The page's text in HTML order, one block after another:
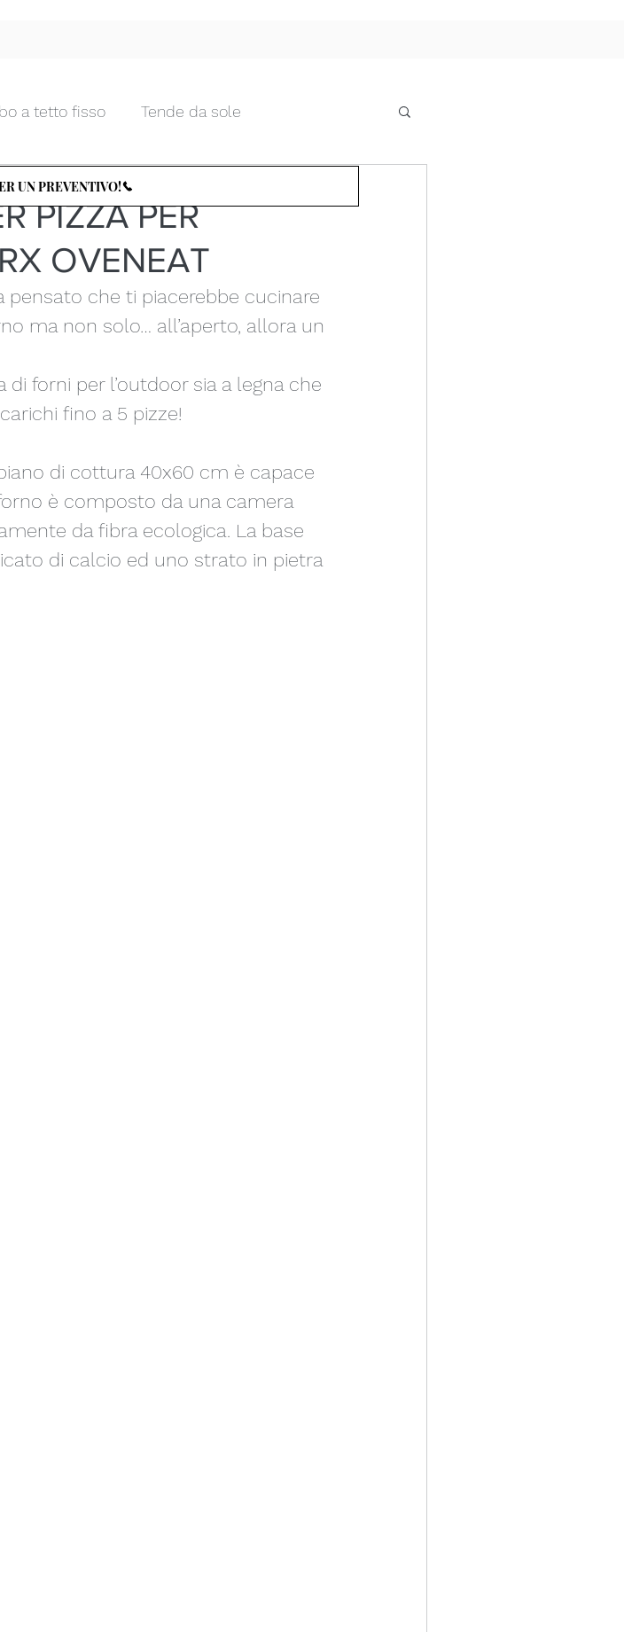
a tetto fisso Tende da sole
Tende da interno tecniche
vetro Zanzariere Tettucci e pensiline
d'artista TENDENZA PER IL FUTURO
PIZZA PER
OVENEAT
1 min
pensato che ti piacerebbe cucinare
ma non solo… all’aperto, allora un
forni per l’outdoor sia a legna che
fino a 5 pizze!
di cottura 40x60 cm è capace
è composto da una camera
da fibra ecologica. La base
di calcio ed uno strato in pietra
UN PREVENTIVO!